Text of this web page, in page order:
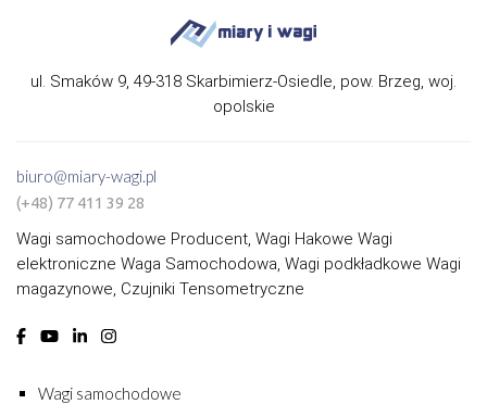
ul. Smaków 9, 49-318 Skarbimierz-Osiedle, pow. Brzeg, woj.
opolskie
biuro@miary-wagi.pl
(+48) 77 411 39 28
Wagi samochodowe Producent, Wagi Hakowe Wagi
elektroniczne Waga Samochodowa, Wagi podkładkowe Wagi
magazynowe, Czujniki Tensometryczne
Wagi samochodowe